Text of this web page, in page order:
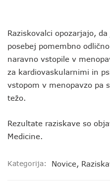
Raziskovalci opozarjajo,
posebej pomembno
naravno vstopile v
za kardiovaskularnimi in
vstopom v menopavzo pa
težo.
Rezultate raziskave so
Medicine.
Kategorija: Novice,